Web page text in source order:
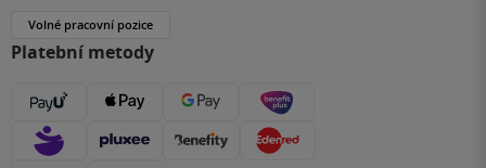
Volné pracovní pozice
Platební metody